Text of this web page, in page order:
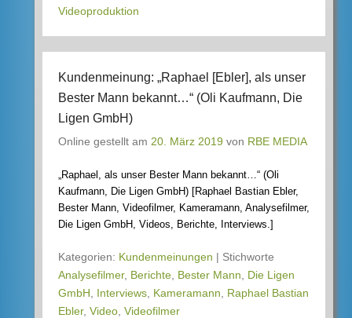
Videoproduktion
Kundenmeinung: „Raphael [Ebler], als unser
Bester Mann bekannt…“ (Oli Kaufmann, Die
Ligen GmbH)
Online gestellt am 20. März 2019 von RBE MEDIA
„Raphael, als unser Bester Mann bekannt…“ (Oli
Kaufmann, Die Ligen GmbH) [Raphael Bastian Ebler,
Bester Mann, Videofilmer, Kameramann, Analysefilmer,
Die Ligen GmbH, Videos, Berichte, Interviews.]
Kategorien: Kundenmeinungen | Stichworte
Analysefilmer, Berichte Bester Mann
Die Ligen
GmbH
Interviews Kameramann
Raphael Bastian
Ebler, Video Videofilmer